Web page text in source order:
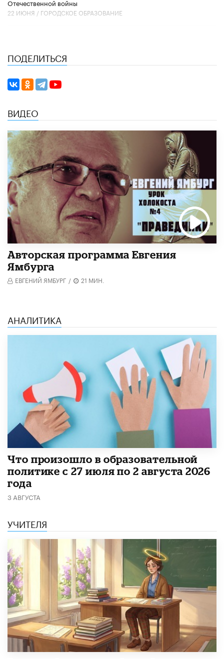
Отечественной войны
22 ИЮНЯ / ГОРОДСКОЕ ОБРАЗОВАНИЕ
ПОДЕЛИТЬСЯ
ВИДЕО
Авторская программа Евгения
Ямбурга
ЕВГЕНИЙ ЯМБУРГ / 21 МИН.
АНАЛИТИКА
​Что произошло в образовательной
политике с 27 июля по 2 августа 2026
года
3 АВГУСТА
УЧИТЕЛЯ